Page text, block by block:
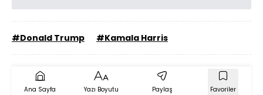
#Donald Trump #Kamala Harris
Ana Sayfa Yazı Boyutu Paylaş Favoriler